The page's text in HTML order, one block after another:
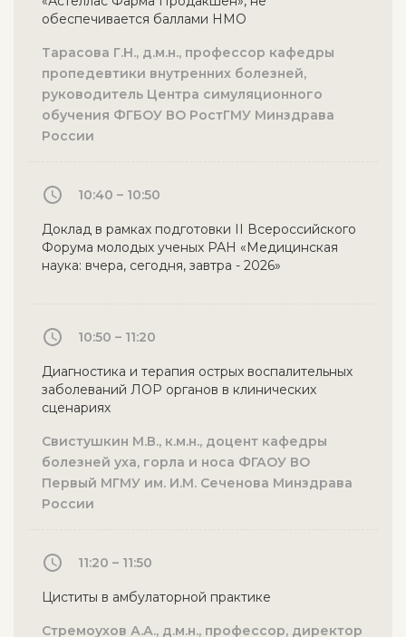
обеспечивается баллами НМО
Тарасова Г.Н., д.м.н., профессор кафедры
пропедевтики внутренних болезней,
руководитель Центра симуляционного
обучения ФГБОУ ВО РостГМУ Минздрава
России
10:40 – 10:50
Доклад в рамках подготовки II Всероссийского
Форума молодых ученых РАН «Медицинская
наука: вчера, сегодня, завтра - 2026»
10:50 – 11:20
Диагностика и терапия острых воспалительных
заболеваний ЛОР органов в клинических
сценариях
Свистушкин М.В., к.м.н., доцент кафедры
болезней уха, горла и носа ФГАОУ ВО
Первый МГМУ им. И.М. Сеченова Минздрава
России
11:20 – 11:50
Циститы в амбулаторной практике
Стремоухов А.А., д.м.н., профессор, директор